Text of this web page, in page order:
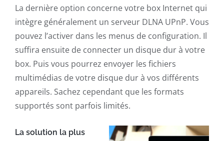
La dernière option concerne votre box Internet qui
intègre généralement un serveur DLNA UPnP. Vous
pouvez l’activer dans les menus de configuration. Il
suffira ensuite de connecter un disque dur à votre
box. Puis vous pourrez envoyer les fichiers
multimédias de votre disque dur à vos différents
appareils. Sachez cependant que les formats
supportés sont parfois limités.
La solution la plus